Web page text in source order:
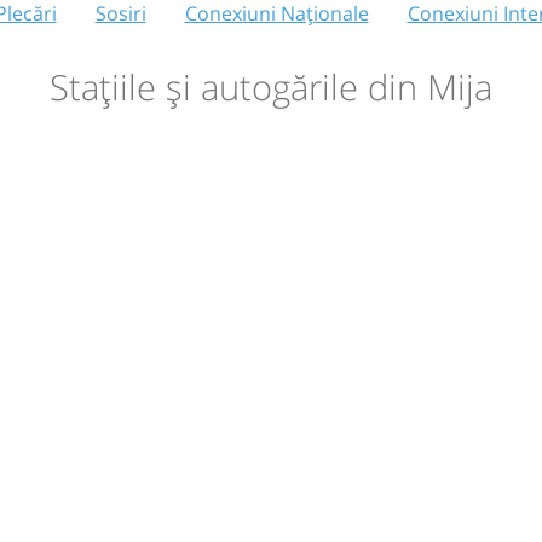
Sosiri Conexiuni Naționale Conexiuni
Stațiile și autogările din Mija